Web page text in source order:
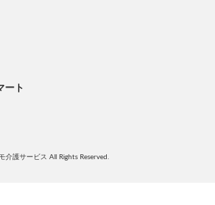
ート
護サービス All Rights Reserved.